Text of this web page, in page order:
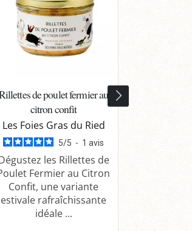
de poulet fermier au
citron confit
Les Foies Gras du Ried
5/5 - 1 avis
les Rillettes de
Fermier au Citron
Confit, une variante
estivale rafraîchissante
idéale ...